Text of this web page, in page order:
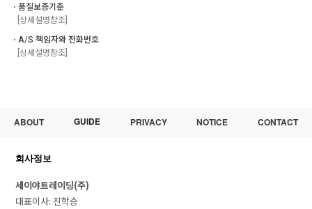
ㆍ품질보증기준
[상세설명참조]
ㆍA/S 책임자와 전화번호
[상세설명참조]
ABOUT GUIDE PRIVACY NOTICE CONTACT
회사정보
세이야트레이딩(주)
대표이사: 진학승